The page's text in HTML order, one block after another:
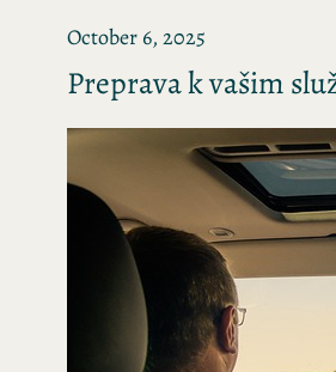
October 6, 2025
Preprava k vašim